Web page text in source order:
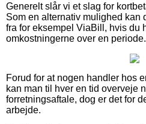
Generelt slår vi et slag for
Som en alternativ mulighed kan
fra for eksempel ViaBill, hvis du
omkostningerne over en periode.
Forud for at nogen handler hos
kan man til hver en tid overveje
forretningsaftale, dog er det for
arbejde.